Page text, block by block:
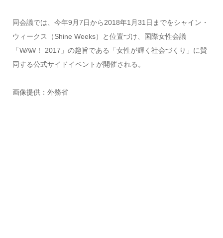
同会議では、今年9月7日から2018年1月31日までをシャイン・
ウィークス（Shine Weeks）と位置づけ、国際女性会議
「WAW！ 2017」の趣旨である「女性が輝く社会づくり」に賛
同する公式サイドイベントが開催される。
画像提供：外務省